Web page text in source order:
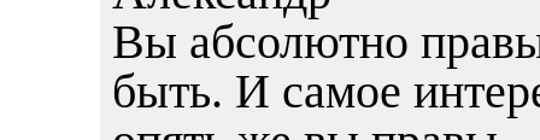
Вы абсолютно
быть. И самое